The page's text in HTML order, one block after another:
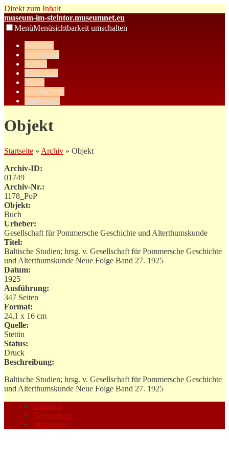
Direkt zum Inhalt
museum-im-steintor.museumnet.eu
MenüMenüsichtbarkeit umschalten
Startseite
Sammlung
Archiv
Bibliothek
Bilder
Datenschutz
Impressum
Objekt
Startseite » Archiv » Objekt
Archiv-ID:
01749
Archiv-Nr.:
1178_PoP
Objekt:
Buch
Urheber:
Gesellschaft für Pommersche Geschichte und Alterthumskunde
Titel:
Baltische Studien; hrsg. v. Gesellschaft für Pommersche Geschichte
und Alterthumskunde Neue Folge Band 27. 1925
Datum:
1925
Ausführung:
347 Seiten
Format:
24,1 x 16 cm
Quelle:
Stettin
Status:
Druck
Beschreibung:
Baltische Studien; hrsg. v. Gesellschaft für Pommersche Geschichte
und Alterthumskunde Neue Folge Band 27. 1925
Startseite
Datenschutz
Impressum